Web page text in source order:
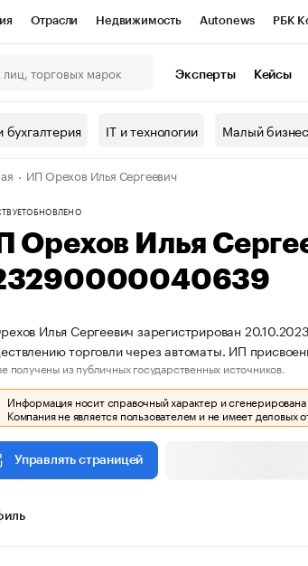
Отрасли Недвижимость Autonews РБК
Проверка контрагентов
валюты
Эксперты Кейсы
бухгалтерия IT и технологии Малый бизнес
ИП Орехов Илья Сергеевич
ОБНОВЛЕНО
Орехов Илья
Илья Сергеевич зарегистрирован
торговли через автоматы. ИП
получены из публичных государственных источников.
Информация носит справочный характер и
Компания не является пользователем и не имеет
Управлять страницей